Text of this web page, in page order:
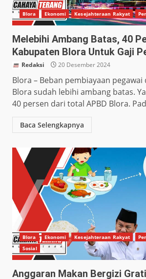
Blora Ekonomi Kesejahteraan Rakyat
Melebihi Ambang Batas, 40
Kabupaten Blora Untuk Gaji
Redaksi 20 Desember 2024
Blora – Beban pembiayaan
Blora sudah lebihi ambang batas.
40 persen dari total APBD Blora.
Baca Selengkapnya
Blora Ekonomi Kesejahteraan Rakyat
Sosial
Anggaran Makan Bergizi